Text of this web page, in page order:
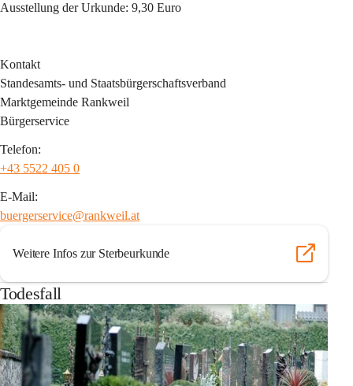
Ausstellung der Urkunde: 9,30 Euro
Kontakt
Standesamts- und Staatsbürgerschaftsverband
Marktgemeinde Rankweil
Bürgerservice
Telefon:
+43 5522 405 0
E-Mail:
buergerservice@rankweil.at
Weitere Infos zur Sterbeurkunde
Todesfall